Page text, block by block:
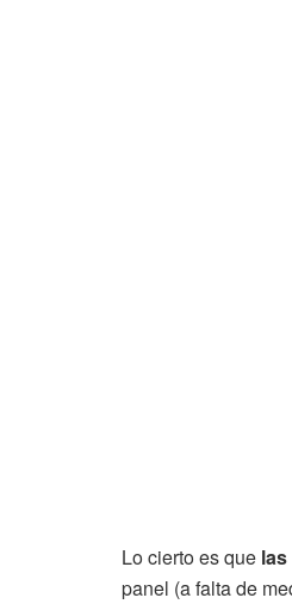
Lo cierto es que
panel (a falta de